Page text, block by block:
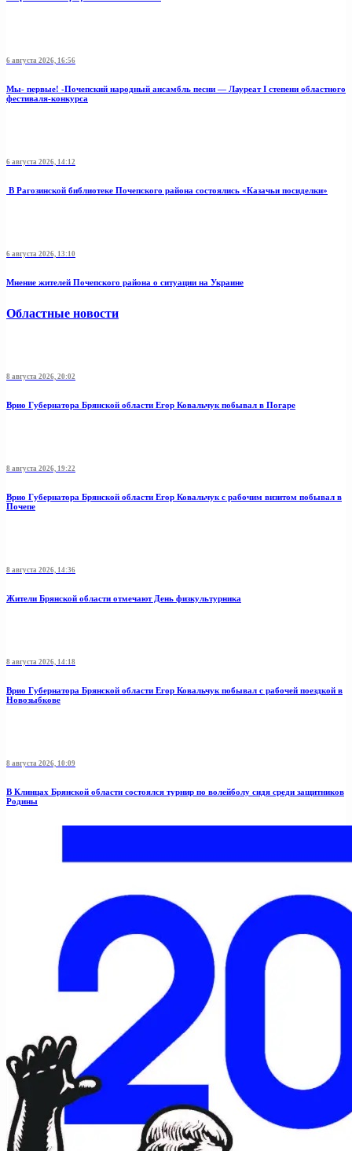
6 августа 2026, 16:56
Мы- первые! -Почепский народный ансамбль песни — Лауреат I степени областного
фестиваля-конкурса
6 августа 2026, 14:12
В Рагозинской библиотеке Почепского района состоялись «Казачьи посиделки»
6 августа 2026, 13:10
Мнение жителей Почепского района о ситуации на Украине
Областные новости
8 августа 2026, 20:02
Врио Губернатора Брянской области Егор Ковальчук побывал в Погаре
8 августа 2026, 19:22
Врио Губернатора Брянской области Егор Ковальчук с рабочим визитом побывал в
Почепе
8 августа 2026, 14:36
Жители Брянской области отмечают День физкультурника
8 августа 2026, 14:18
Врио Губернатора Брянской области Егор Ковальчук побывал с рабочей поездкой в
Новозыбкове
8 августа 2026, 10:09
В Клинцах Брянской области состоялся турнир по волейболу сидя среди защитников
Родины